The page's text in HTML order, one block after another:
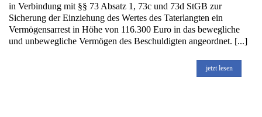
in Verbindung mit §§ 73 Absatz 1, 73c und 73d StGB zur
Sicherung der Einziehung des Wertes des Taterlangten ein
Vermögensarrest in Höhe von 116.300 Euro in das bewegliche
und unbewegliche Vermögen des Beschuldigten angeordnet. [...]
jetzt lesen